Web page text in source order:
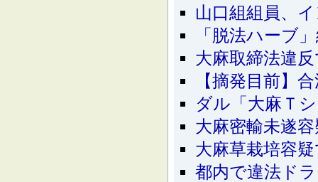
山口組組員、
「脱法ハーブ
大麻取締法違
【摘発目前】
ダル「大麻Ｔ
大麻密輸未遂
大麻草栽培容
都内で違法ド